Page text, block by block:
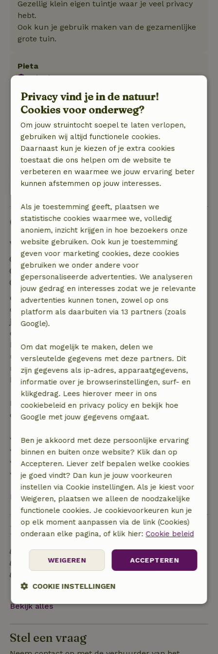
Gezellig klein eigen tuintje waar je veel privacy
hebt.
Ook kun je gebruik maken van de gezamenlijke
grote tuin.
Pieta
22 juni 2026
Algemene beoordeling: 9/10
Heerlijke plek, niet te groot, maar perfect met
Natuur, rust & ruimte: 4/5
Heerlijk grote (gedeelde) tuin bij het huisje. Vlak
bij de dijk en het wad.
Bekijk alle 4 beoordelingen
Goed om te weten
Verblijfdetails
Inchecken: 15:00- 22:00
Uitchecken: 07:00- 11:00
Vuurwerkvrije omgeving
Gratis annuleren binnen 7 dagen
Gratis annuleren binnen 7 dagen na bevestiging van
je boeking, bij een boekingsaanvraag meer dan 28
dagen voor aanvang. Bij een boeking met aanvang
binnen 28 dagen geldt gratis annuleren binnen 24
uur. Bij annulering binnen gestelde periode heb je
recht op volledige terugbetaling van het
boekingsbedrag.
Daarna krijg je een deel van de reissom en 100% van
de borg terugbetaald:
• tot 42 dagen voor aankomst: 70% terugbetaald
• 42–28 dagen voor aankomst: 40% terugbetaald
• 28 dagen tot de aankomstdag: 10% terugbetaald
• op de aankomstdag of later: geen terugbetaling
Bekijk alles
Duurzaamheid
Energie label: A
Gebouwd met natuurlijke bouwmaterialen
voedselafval/biologisch)
Bekijk alles
Stel een vraag
Privacy vind je in de natuur!
Cookies voor onderweg?
Om jouw struintocht soepel te laten verlopen,
gebruiken wij altijd functionele cookies.
Daarnaast kun je kiezen of je extra cookies
toestaat die ons helpen om de website te
verbeteren en waarmee we jouw ervaring beter
kunnen afstemmen op jouw interesses.
Als je toestemming geeft, plaatsen we
statistische cookies waarmee we, volledig
anoniem, inzicht krijgen in hoe bezoekers onze
website gebruiken. Ook kun je toestemming
geven voor marketing cookies, deze cookies
gebruiken we onder andere voor
gepersonaliseerde advertenties. We analyseren
jouw gedrag en interesses zodat we je relevante
advertenties kunnen tonen, zowel op ons
platform als daarbuiten via 13 partners (zoals
Google).
Om dat mogelijk te maken, delen we
versleutelde gegevens met deze partners. Dit
zijn gegevens als ip-adres, apparaatgegevens,
informatie over je browserinstellingen, surf- en
klikgedrag. Lees hierover meer in ons
cookiebeleid en privacy policy en bekijk hoe
Google met jouw gegevens omgaat.
Ben je akkoord met deze persoonlijke ervaring
binnen en buiten onze website? Klik dan op
Accepteren. Liever zelf bepalen welke cookies
je goed vindt? Dan kun je jouw voorkeuren
instellen via Cookie instellingen. Als je kiest voor
Weigeren, plaatsen we alleen de noodzakelijke
functionele cookies. Je cookievoorkeuren kun je
op elk moment aanpassen via de link (Cookies)
onderaan elke pagina, of klik hier: Cookie beleid
ACCEPTEREN
WEIGEREN
COOKIE INSTELLINGEN
Strikt
Prestatie Targeting